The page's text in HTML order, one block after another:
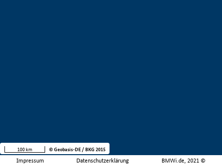
Impressum Datenschutzerklärung BMWi.de, 2021 ©
100 km © Geobasis-DE / BKG 2015